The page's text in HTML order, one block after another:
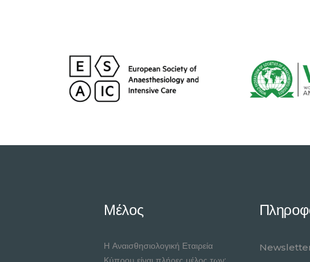
Μέλος
Η Αναισθησιολογική Εταιρεία